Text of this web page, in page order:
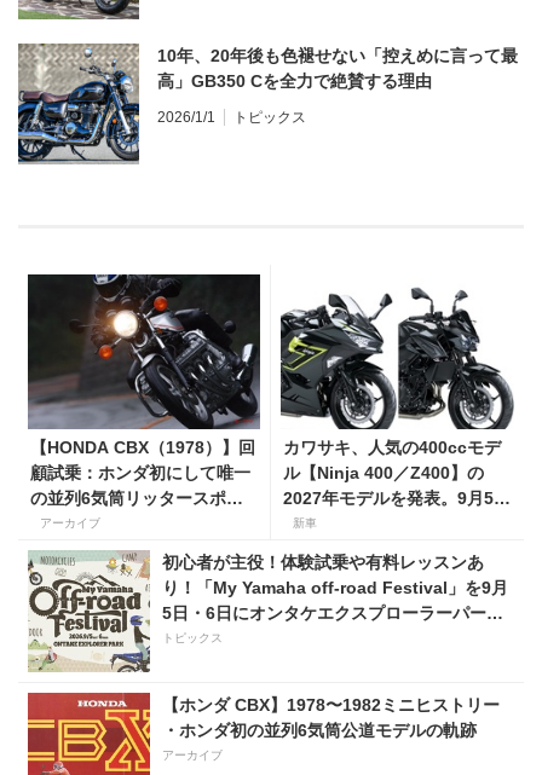
10年、20年後も色褪せない「控えめに言って最
高」GB350 Cを全力で絶賛する理由
2026/1/1 トピックス
【HONDA CBX（1978）】回
顧試乗：ホンダ初にして唯一
の並列6気筒リッタースポー
ツはどんな乗り味だったの
か？
アーカイブ
カワサキ、人気の400ccモデ
ル【Ninja 400／Z400】の
2027年モデルを発表。9月5日
より販売開始！
新車
初心者が主役！体験試乗や有料レッスンあ
り！「My Yamaha off-road Festival」を9月
5日・6日にオンタケエクスプローラーパーク
で実施！
トピックス
【ホンダ CBX】1978〜1982ミニヒストリー
・ホンダ初の並列6気筒公道モデルの軌跡
アーカイブ